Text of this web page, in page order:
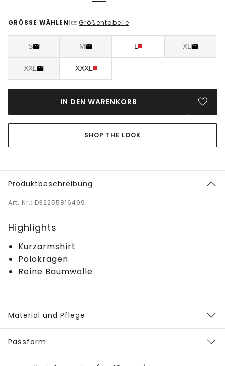
GRÖSSE WÄHLEN | Größentabelle
S M L XL
XXL XXXL
IN DEN WARENKORB
SHOP THE LOOK
Produktbeschreibung
Art. Nr.: D32255816499
Highlights
Kurzarmshirt
Polokragen
Reine Baumwolle
Material und Pflege
Passform